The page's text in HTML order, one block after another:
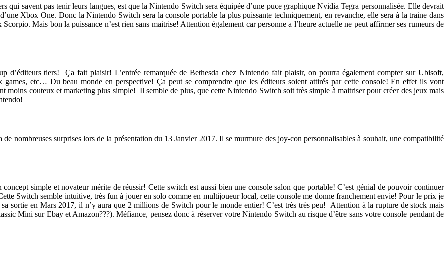
qui savent pas tenir leurs langues, est que la Nintendo Switch sera équipée d’une puce graphique Nvidia Tegra personnalisée. Elle devrait
Xbox One. Donc la Nintendo Switch sera la console portable la plus puissante techniquement, en revanche, elle sera à la traine dans
Mais bon la puissance n’est rien sans maitrise! Attention également car personne a l’heure actuelle ne peut affirmer ses rumeurs de
d’éditeurs tiers! Ça fait plaisir! L’entrée remarquée de Bethesda chez Nintendo fait plaisir, on pourra également compter sur Ubisoft,
etc… Du beau monde en perspective! Ça peut se comprendre que les éditeurs soient attirés par cette console! En effet ils vont
moins couteux et marketing plus simple! Il semble de plus, que cette Nintendo Switch soit très simple à maitriser pour créer des jeux mais
nombreuses surprises lors de la présentation du 13 Janvier 2017. Il se murmure des joy-con personnalisables à souhait, une compatibilité
simple et novateur mérite de réussir! Cette switch est aussi bien une console salon que portable! C’est génial de pouvoir continuer
Switch semble intuitive, très fun à jouer en solo comme en multijoueur local, cette console me donne franchement envie! Pour le prix je
sortie en Mars 2017, il n’y aura que 2 millions de Switch pour le monde entier! C’est très très peu! Attention à la rupture de stock mais
Mini sur Ebay et Amazon???). Méfiance, pensez donc à réserver votre Nintendo Switch au risque d’être sans votre console pendant de